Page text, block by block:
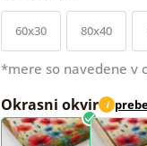
60x30 80x40
*mere so navedene v
Okrasni okvir i